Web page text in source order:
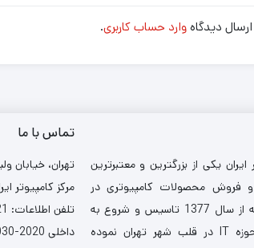
ارسال دیدگاهوارد حساب کاربری.
ایران یکی از بزرگترین و معتبرترین
و فروش محصولات کامپیوتری در
ایران است که از سال 1377 تاسیس و شروع به
فعالیت در حوزه IT در قلب شهر تهران نموده
تماس با ما
تهران، خیابان
مرکز کامپیوتر
تلفن اطلاعات: 88906521
داخلی 2020-3030